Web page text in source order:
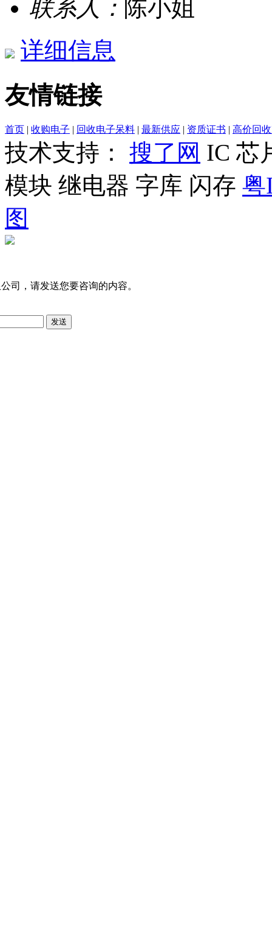
联系人： 陈小姐
详细信息
友情链接
首页 | 收购电子 | 回收电子呆料 | 最新供应 | 资质证书 | 高价回
技术支持： 搜了网 IC 芯
模块 继电器 字库 闪存 粤
图
司，请发送您要咨询的内容。